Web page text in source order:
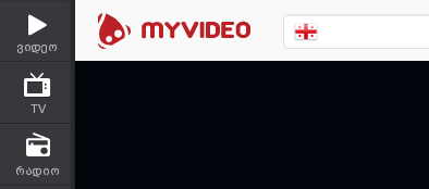
ვიდეო
TV
რადიო